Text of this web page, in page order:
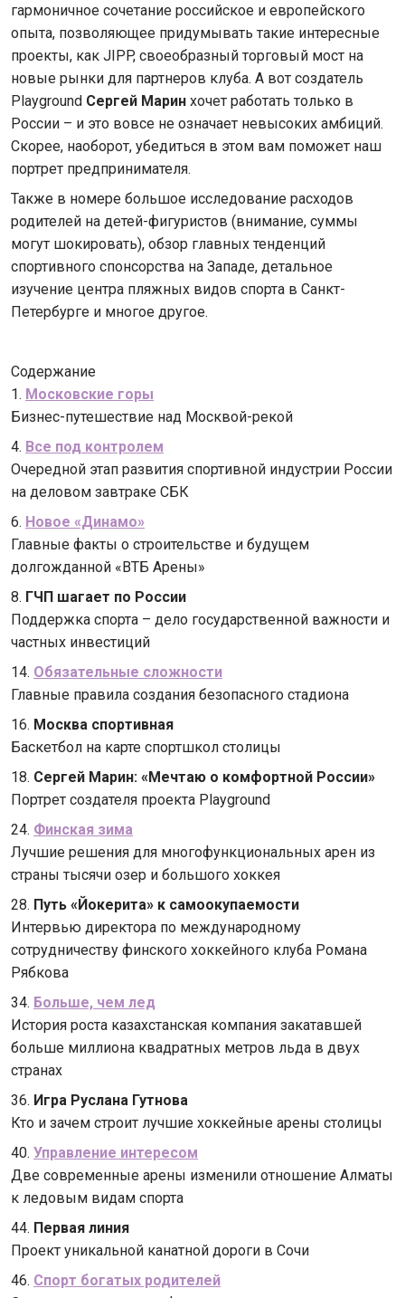
гармоничное сочетание российское и европейского
опыта, позволяющее придумывать такие интересные
проекты, как JIPP, своеобразный торговый мост на
новые рынки для партнеров клуба. А вот создатель
Playground Сергей Марин хочет работать только в
России – и это вовсе не означает невысоких амбиций.
Скорее, наоборот, убедиться в этом вам поможет наш
портрет предпринимателя.
Также в номере большое исследование расходов
родителей на детей-фигуристов (внимание, суммы
могут шокировать), обзор главных тенденций
спортивного спонсорства на Западе, детальное
изучение центра пляжных видов спорта в Санкт-
Петербурге и многое другое.
Содержание
1. Московские горы
Бизнес-путешествие над Москвой-рекой
4. Все под контролем
Очередной этап развития спортивной индустрии России
на деловом завтраке СБК
6. Новое «Динамо»
Главные факты о строительстве и будущем
долгожданной «ВТБ Арены»
8. ГЧП шагает по России
Поддержка спорта – дело государственной важности и
частных инвестиций
14. Обязательные сложности
Главные правила создания безопасного стадиона
16. Москва спортивная
Баскетбол на карте спортшкол столицы
18. Сергей Марин: «Мечтаю о комфортной России»
Портрет создателя проекта Playground
24. Финская зима
Лучшие решения для многофункциональных арен из
страны тысячи озер и большого хоккея
28. Путь «Йокерита» к самоокупаемости
Интервью директора по международному
сотрудничеству финского хоккейного клуба Романа
Рябкова
34. Больше, чем лед
История роста казахстанская компания закатавшей
больше миллиона квадратных метров льда в двух
странах
36. Игра Руслана Гутнова
Кто и зачем строит лучшие хоккейные арены столицы
40. Управление интересом
Две современные арены изменили отношение Алматы
к ледовым видам спорта
44. Первая линия
Проект уникальной канатной дороги в Сочи
46. Спорт богатых родителей